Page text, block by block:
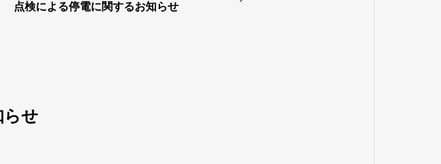
点検による停電に関するお知らせ
らせ